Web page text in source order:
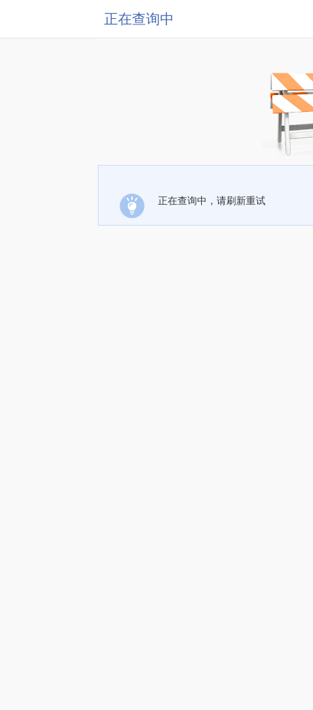
正在查询中
正在查询中，请刷新重试